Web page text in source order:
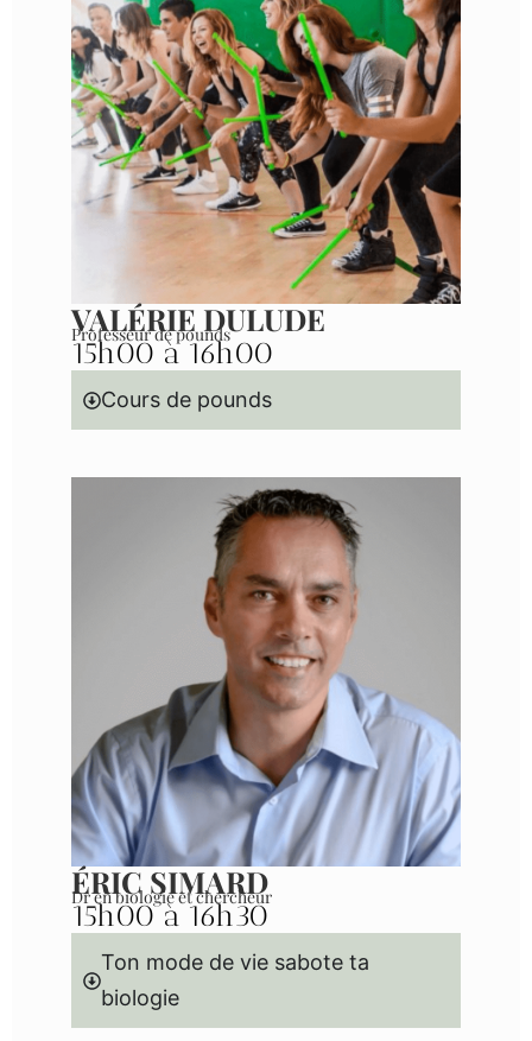
VALÉRIE DULUDE
Professeur de pounds
15h00 à 16h00
Cours de pounds
ÉRIC SIMARD
Dr en biologie et chercheur
15h00 à 16h30
Ton mode de vie sabote ta
biologie